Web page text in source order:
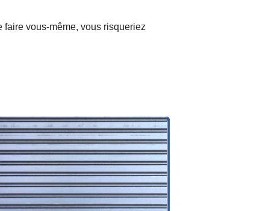
vous-même, vous risqueriez